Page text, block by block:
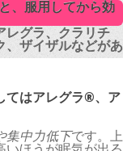
、服用してから効
レグラ、クラリチ
、ザイザルなどがあ
てはアレグラ®、ア
集中力低下です。上
、服用してから効
レグラ、クラリチ
、ザイザルなどがあ